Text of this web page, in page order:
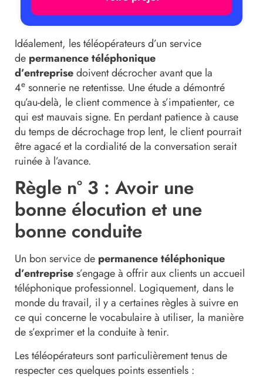
Idéalement, les téléopérateurs d’un service
de permanence téléphonique
d’entreprisedoivent décrocher avant que la
4e sonnerie ne retentisse. Une étude a démontré
qu’au-delà, le client commence à s’impatienter, ce
qui est mauvais signe. En perdant patience à cause
du temps de décrochage trop lent, le client pourrait
être agacé et la cordialité de la conversation serait
ruinée à l’avance.
Règle n° 3 : Avoir une
bonne élocution et une
bonne conduite
Un bon service de permanence téléphonique
d’entreprises’engage à offrir aux clients un accueil
téléphonique professionnel. Logiquement, dans le
monde du travail, il y a certaines règles à suivre en
ce qui concerne le vocabulaire à utiliser, la manière
de s’exprimer et la conduite à tenir.
Les téléopérateurs sont particulièrement tenus de
respecter ces quelques points essentiels :